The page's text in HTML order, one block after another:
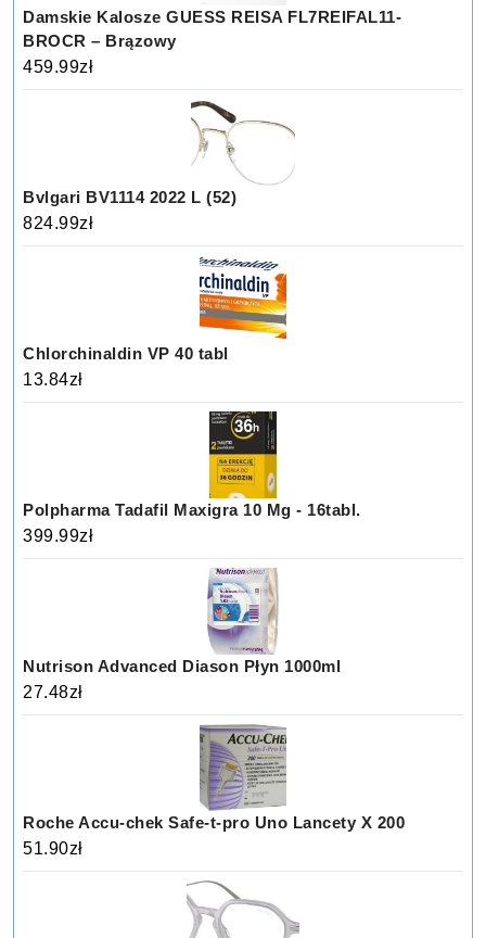
Damskie Kalosze GUESS REISA FL7REIFAL11-
BROCR – Brązowy
459.99zł
Bvlgari BV1114 2022 L (52)
824.99zł
Chlorchinaldin VP 40 tabl
13.84zł
Polpharma Tadafil Maxigra 10 Mg - 16tabl.
399.99zł
Nutrison Advanced Diason Płyn 1000ml
27.48zł
Roche Accu-chek Safe-t-pro Uno Lancety X 200
51.90zł